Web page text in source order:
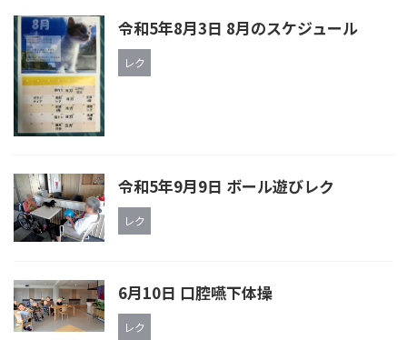
令和5年8月3日 8月のスケジュール
レク
令和5年9月9日 ボール遊びレク
レク
6月10日 口腔嚥下体操
レク